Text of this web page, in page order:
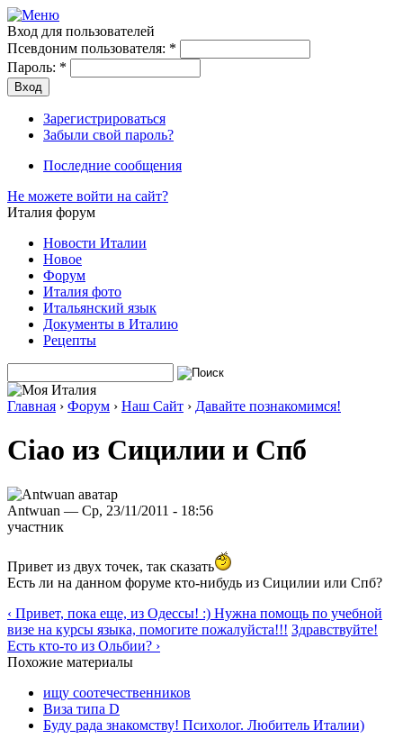
Вход для пользователей
Псевдоним пользователя: *
Пароль: *
Зарегистрироваться
Забыли свой пароль?
Последние сообщения
Не можете войти на сайт?
Италия форум
Новости Италии
Новое
Форум
Италия фото
Итальянский язык
Документы в Италию
Рецепты
Главная › Форум › Наш Сайт › Давайте познакомимся!
Ciao из Сицилии и Спб
Antwuan — Ср, 23/11/2011 - 18:56
участник
Привет из двух точек, так сказать
Есть ли на данном форуме кто-нибудь из Сицилии или Спб?
‹ Привет, пока еще, из Одессы! :) Нужна помощь по учебной
визе на курсы языка, помогите пожалуйста!!! Здравствуйте!
Есть кто-то из Ольбии? ›
Похожие материалы
ищу соотечественников
Виза типа D
Буду рада знакомству! Психолог. Любитель Италии)